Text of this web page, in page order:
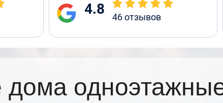
4.8 46отзывов
дома